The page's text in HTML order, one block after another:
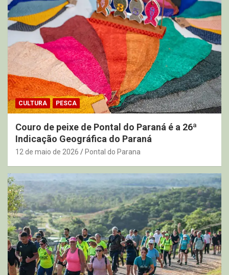
CULTURA PESCA
Couro de peixe de Pontal do Paraná é a 26ª
Indicação Geográfica do Paraná
12 de maio de 2026 Pontal do Parana